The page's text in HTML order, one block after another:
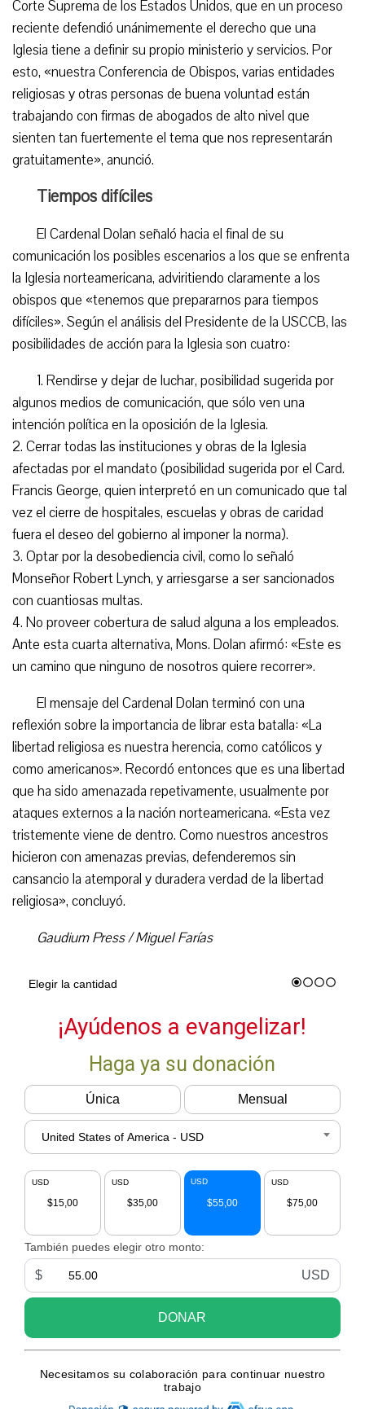
Corte Suprema de los Estados Unidos, que en un proceso
reciente defendió unánimemente el derecho que una
Iglesia tiene a definir su propio ministerio y servicios. Por
esto, «nuestra Conferencia de Obispos, varias entidades
religiosas y otras personas de buena voluntad están
trabajando con firmas de abogados de alto nivel que
sienten tan fuertemente el tema que nos representarán
gratuitamente», anunció.
Tiempos difíciles
El Cardenal Dolan señaló hacia el final de su
comunicación los posibles escenarios a los que se enfrenta
la Iglesia norteamericana, adviritiendo claramente a los
obispos que «tenemos que prepararnos para tiempos
difíciles». Según el análisis del Presidente de la USCCB, las
posibilidades de acción para la Iglesia son cuatro:
1. Rendirse y dejar de luchar, posibilidad sugerida por
algunos medios de comunicación, que sólo ven una
intención política en la oposición de la Iglesia.
2. Cerrar todas las instituciones y obras de la Iglesia
afectadas por el mandato (posibilidad sugerida por el Card.
Francis George, quien interpretó en un comunicado que tal
vez el cierre de hospitales, escuelas y obras de caridad
fuera el deseo del gobierno al imponer la norma).
3. Optar por la desobediencia civil, como lo señaló
Monseñor Robert Lynch, y arriesgarse a ser sancionados
con cuantiosas multas.
4. No proveer cobertura de salud alguna a los empleados.
Ante esta cuarta alternativa, Mons. Dolan afirmó: «Este es
un camino que ninguno de nosotros quiere recorrer».
El mensaje del Cardenal Dolan terminó con una
reflexión sobre la importancia de librar esta batalla: «La
libertad religiosa es nuestra herencia, como católicos y
como americanos». Recordó entonces que es una libertad
que ha sido amenazada repetivamente, usualmente por
ataques externos a la nación norteamericana. «Esta vez
tristemente viene de dentro. Como nuestros ancestros
hicieron con amenazas previas, defenderemos sin
cansancio la atemporal y duradera verdad de la libertad
religiosa», concluyó.
Gaudium Press / Miguel Farías